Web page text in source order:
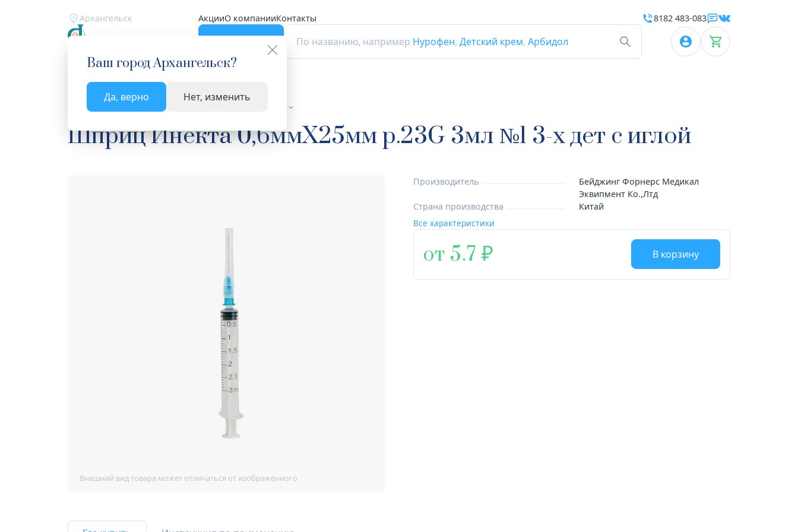
Архангельск АкцииО компанииКонтакты
По названию, например Нурофен, Детский крем, Арбидол
Ваш городАрхангельск?
Да, верно Нет, изменить
8182 483-083
Главная Каталог Медицинские изделия
Шприц Инекта 0,6ммX25мм р.23G 3мл №1 3-х дет с иглой
Производитель
Бейджинг Форнерс Медикал
Эквипмент Ко.,Лтд
Страна производства
Китай
Все характеристики
от 5.7 В корзину